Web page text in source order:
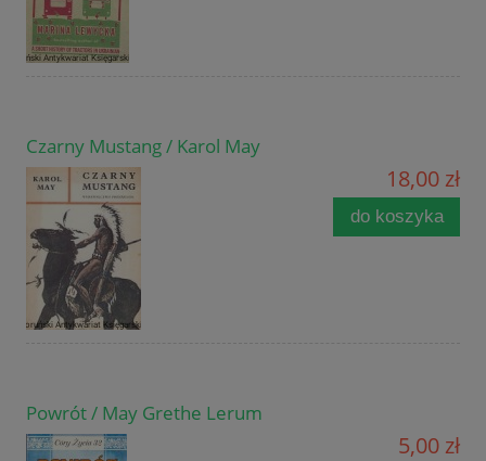
Czarny Mustang / Karol May
18,00 zł
do koszyka
Powrót / May Grethe Lerum
5,00 zł